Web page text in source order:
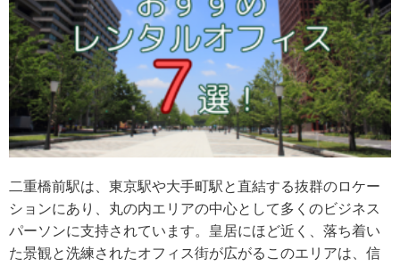
二重橋前駅は、東京駅や大手町駅と直結する抜群のロケー
ションにあり、丸の内エリアの中心として多くのビジネス
パーソンに支持されています。皇居にほど近く、落ち着い
た景観と洗練されたオフィス街が広がるこのエリアは、信